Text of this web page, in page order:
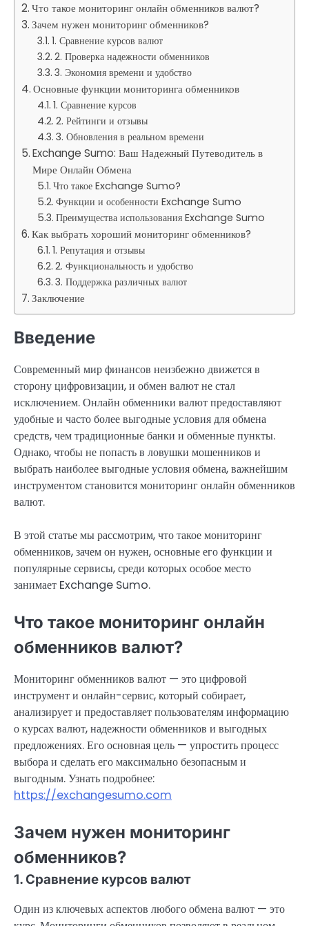
Что такое мониторинг онлайн обменников валют?
Зачем нужен мониторинг обменников?
1. Сравнение курсов валют
2. Проверка надежности обменников
3. Экономия времени и удобство
Основные функции мониторинга обменников
1. Сравнение курсов
2. Рейтинги и отзывы
3. Обновления в реальном времени
Exchange Sumo: Ваш Надежный Путеводитель в
Мире Онлайн Обмена
Что такое Exchange Sumo?
Функции и особенности Exchange Sumo
Преимущества использования Exchange Sumo
Как выбрать хороший мониторинг обменников?
1. Репутация и отзывы
2. Функциональность и удобство
3. Поддержка различных валют
Заключение
Введение
Современный мир финансов неизбежно движется в
сторону цифровизации, и обмен валют не стал
исключением. Онлайн обменники валют предоставляют
удобные и часто более выгодные условия для обмена
средств, чем традиционные банки и обменные пункты.
Однако, чтобы не попасть в ловушки мошенников и
выбрать наиболее выгодные условия обмена, важнейшим
инструментом становится мониторинг онлайн обменников
валют.
В этой статье мы рассмотрим, что такое мониторинг
обменников, зачем он нужен, основные его функции и
популярные сервисы, среди которых особое место
занимает Exchange Sumo.
Что такое мониторинг онлайн
обменников валют?
Мониторинг обменников валют — это цифровой
инструмент и онлайн-сервис, который собирает,
анализирует и предоставляет пользователям информацию
о курсах валют, надежности обменников и выгодных
предложениях. Его основная цель — упростить процесс
выбора и сделать его максимально безопасным и
выгодным. Узнать подробнее:
https://exchangesumo.com
Зачем нужен мониторинг
обменников?
1. Сравнение курсов валют
Один из ключевых аспектов любого обмена валют — это